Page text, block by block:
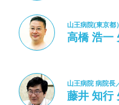
山王病院(東京都
高橋 浩一
山王病院 病院長
藤井 知行